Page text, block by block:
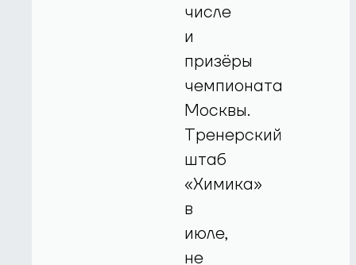
числе
и
призёры
чемпионата
Москвы.
Тренерский
штаб
«Химика»
в
июле,
не